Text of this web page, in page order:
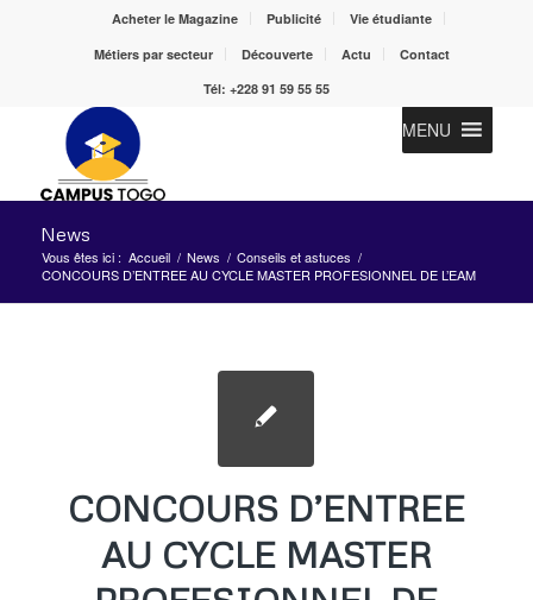
Acheter le Magazine Publicité
Vie étudiante
Métiers par secteur
Découverte Actu
Contact
Tél: +228 91 59 55 55
MENU
News
Vous êtes ici : Accueil / News / Conseils et astuces /
CONCOURS D’ENTREE AU CYCLE MASTER PROFESIONNEL DE L’EAM
CONCOURS D’ENTREE
AU CYCLE MASTER